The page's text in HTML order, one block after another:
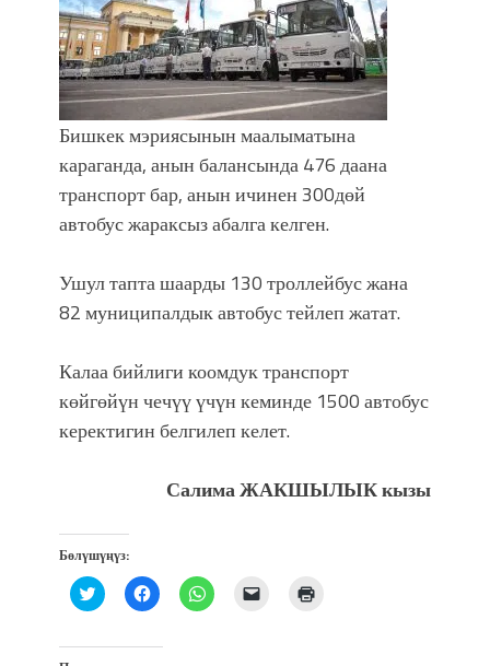
Бишкек мэриясынын маалыматына
караганда, анын балансында 476 даана
транспорт бар, анын ичинен 300дөй
автобус жараксыз абалга келген.
Ушул тапта шаарды 130 троллейбус жана
82 муниципалдык автобус тейлеп жатат.
Калаа бийлиги коомдук транспорт
көйгөйүн чечүү үчүн кеминде 1500 автобус
керектигин белгилеп келет.
Салима ЖАКШЫЛЫК кызы
Бөлүшүңүз:
Нажмите,
чтобы
Twitter
Нажмите,
чтобы
Facebook
Нажмите,
чтобы
Послать
ссылку